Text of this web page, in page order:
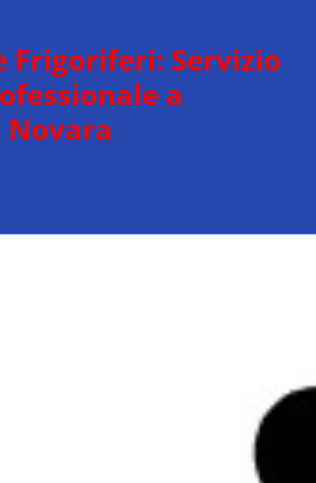
Frigoriferi: Servizio
a